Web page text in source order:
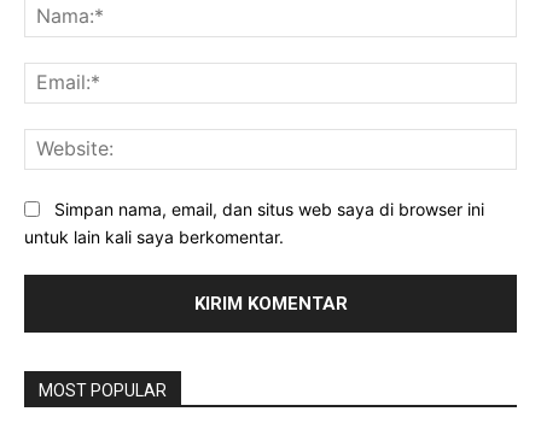
Simpan nama, email, dan situs web saya di browser ini
untuk lain kali saya berkomentar.
MOST POPULAR